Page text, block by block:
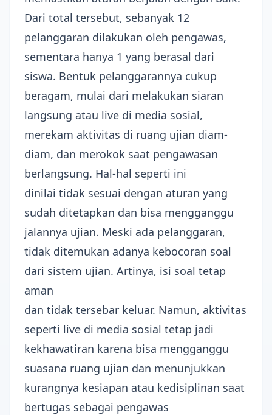
Dari total tersebut, sebanyak 12
pelanggaran dilakukan oleh pengawas,
sementara hanya 1 yang berasal dari
siswa. Bentuk pelanggarannya cukup
beragam, mulai dari melakukan siaran
langsung atau live di media sosial,
merekam aktivitas di ruang ujian diam-
diam, dan merokok saat pengawasan
berlangsung. Hal-hal seperti ini
dinilai tidak sesuai dengan aturan yang
sudah ditetapkan dan bisa mengganggu
jalannya ujian. Meski ada pelanggaran,
tidak ditemukan adanya kebocoran soal
dari sistem ujian. Artinya, isi soal tetap
aman
dan tidak tersebar keluar. Namun, aktivitas
seperti live di media sosial tetap jadi
kekhawatiran karena bisa mengganggu
suasana ruang ujian dan menunjukkan
kurangnya kesiapan atau kedisiplinan saat
bertugas sebagai pengawas